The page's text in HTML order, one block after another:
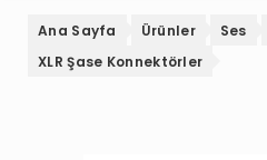
Ana Sayfa Ürünler Ses
XLR Şase Konnektörler